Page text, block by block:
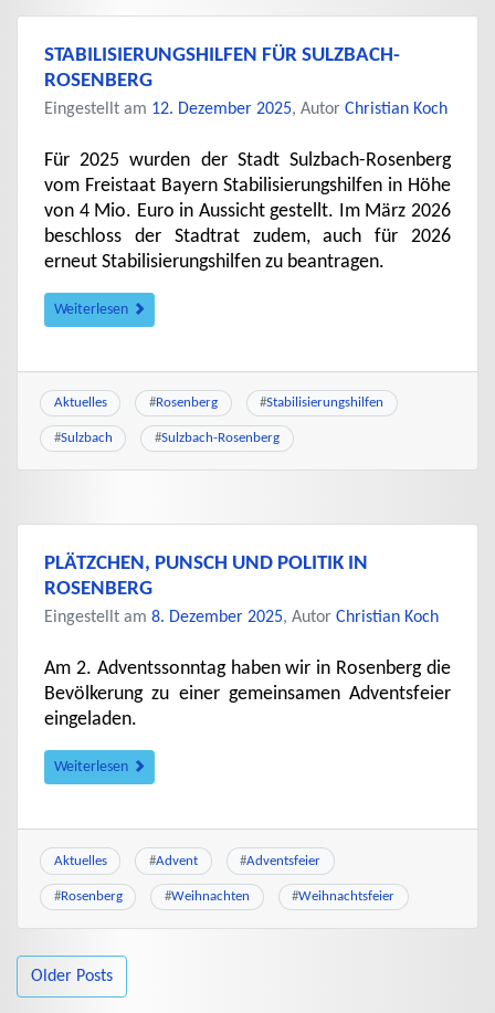
STABILISIERUNGSHILFEN FÜR SULZBACH-
ROSENBERG
Eingestellt am 12. Dezember 2025, Autor Christian Koch
Für 2025 wurden der Stadt Sulzbach-Rosenberg
vom Freistaat Bayern Stabilisierungshilfen in Höhe
von 4 Mio. Euro in Aussicht gestellt. Im März 2026
beschloss der Stadtrat zudem, auch für 2026
erneut Stabilisierungshilfen zu beantragen.
Weiterlesen
Aktuelles #Rosenberg #Stabilisierungshilfen
#Sulzbach #Sulzbach-Rosenberg
PLÄTZCHEN, PUNSCH UND POLITIK IN
ROSENBERG
Eingestellt am 8. Dezember 2025, Autor Christian Koch
Am 2. Adventssonntag haben wir in Rosenberg die
Bevölkerung zu einer gemeinsamen Adventsfeier
eingeladen.
Weiterlesen
Aktuelles #Advent #Adventsfeier
#Rosenberg #Weihnachten #Weihnachtsfeier
BEITRAGSNAVIGATION
Older Posts